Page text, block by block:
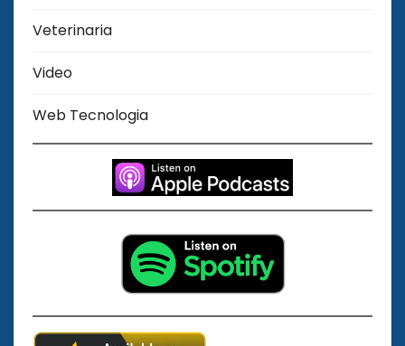
Veterinaria
Video
Web Tecnologia